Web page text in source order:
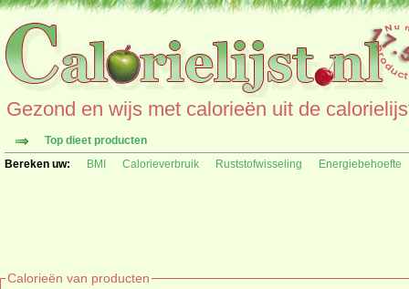
Gezond en wijs met calorieën uit de
Top dieet producten
Bereken uw:
BMI Calorieverbruik Ruststofwisseling Energiebehoefte
Calorieën van producten